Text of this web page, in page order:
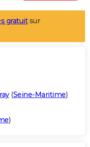
gratuitsur
(Seine-Maritime)
)